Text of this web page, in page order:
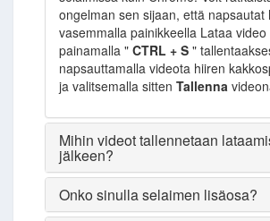
ongelman sen sijaan, että napsautat
vasemmalla painikkeella Lataa video
painamalla " CTRL + S "
napsauttamalla videota hiiren
ja valitsemalla sitten Tallenna
Mihin videot tallennetaan
jälkeen?
Onko sinulla selaimen lisäosa?